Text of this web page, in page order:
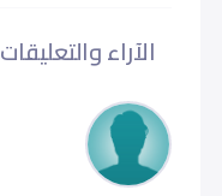
الآراء والتعليقات